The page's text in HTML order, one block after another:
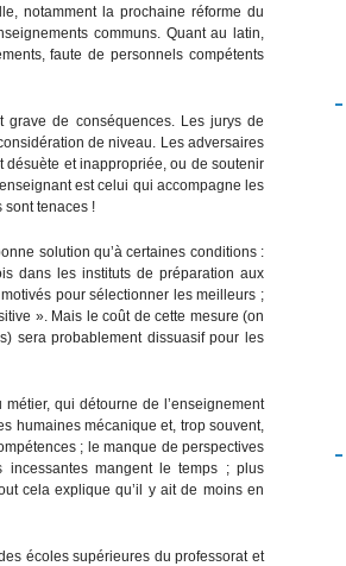
notamment la prochaine réforme du
communs. Quant au latin,
faute de personnels compétents
grave de conséquences. Les jurys de
de niveau. Les adversaires
et inappropriée, ou de soutenir
est celui qui accompagne les
sont tenaces !
solution qu’à certaines conditions :
dans les instituts de préparation aux
pour sélectionner les meilleurs ;
». Mais le coût de cette mesure (on
sera probablement dissuasif pour les
qui détourne de l’enseignement
humaines mécanique et, trop souvent,
; le manque de perspectives
mangent le temps ; plus
cela explique qu’il y ait de moins en
écoles supérieures du professorat et